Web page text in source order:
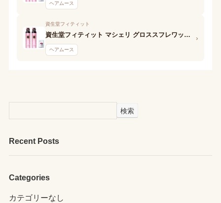
ヘアムース
資生堂フィティット
資生堂フィティット マシェリ グロススフレワックス (しなやかストレート) EX
ヘアムース
›
検索
Recent Posts
Categories
カテゴリーなし